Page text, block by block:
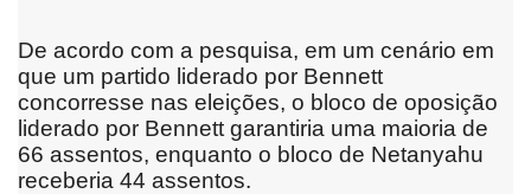
De acordo com a pesquisa, em um cenário em
que um partido liderado por Bennett
concorresse nas eleições, o bloco de oposição
liderado por Bennett garantiria uma maioria de
66 assentos, enquanto o bloco de Netanyahu
receberia 44 assentos.